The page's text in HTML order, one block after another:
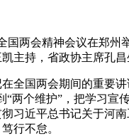
两会精神会议在郑州
主持，省政协主席孔昌
国两会期间的重要讲
“两个维护”，把学习
习近平总书记关于河
行不怠。